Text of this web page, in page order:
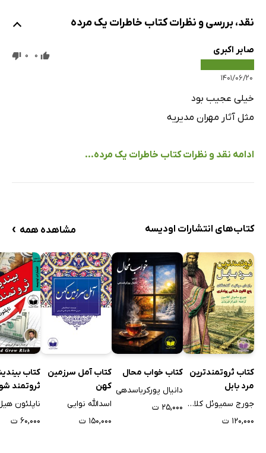
نقد، بررسی و نظرات کتاب خاطرات یک مرده
صابر اکبری
۱۴۰۱/۰۶/۲۰
0
0
خیلی عجیب بود
مثل آثار مهران مدیریه
ادامه نقد و نظرات کتاب خاطرات یک مرده...
کتاب‌های انتشارات اودیسه مشاهده همه ›
کتاب ثروتمندترین
مرد بابل
جورج سمیوئل کلاسون
۱۲۰,۰۰۰ ت
کتاب خواب محال
دانیال پورکرباسدهی
۲۵,۰۰۰ ت
کتاب آمل سرزمین
کهن
اسدالله نوایی
۱۵۰,۰۰۰ ت
کتاب
ثروتمند
ناپلئون
۶۰,۰۰۰ ت